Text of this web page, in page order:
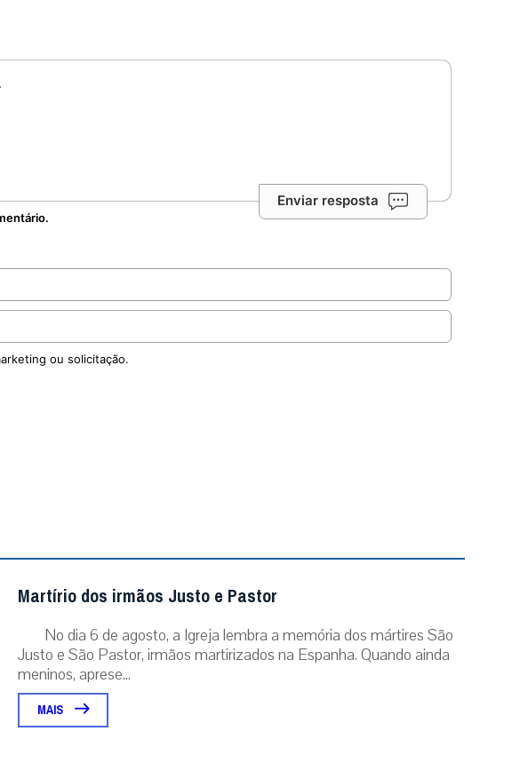
Enviar resposta
ou solicitação.
Martírio dos irmãos Justo e Pastor
No dia 6 de agosto, a Igreja lembra a memória dos mártires São
Justo e São Pastor, irmãos martirizados na Espanha. Quando ainda
meninos, aprese...
MAIS